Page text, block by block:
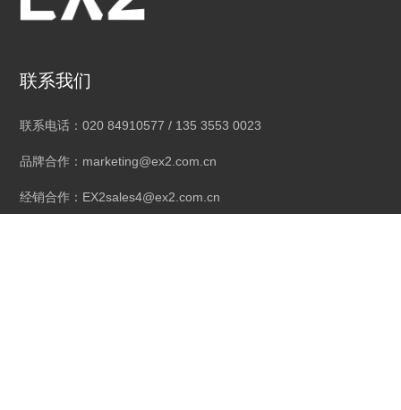
联系我们
联系电话：020 84910577 / 135 3553 0023
品牌合作：marketing@ex2.com.cn
经销合作：EX2sales4@ex2.com.cn